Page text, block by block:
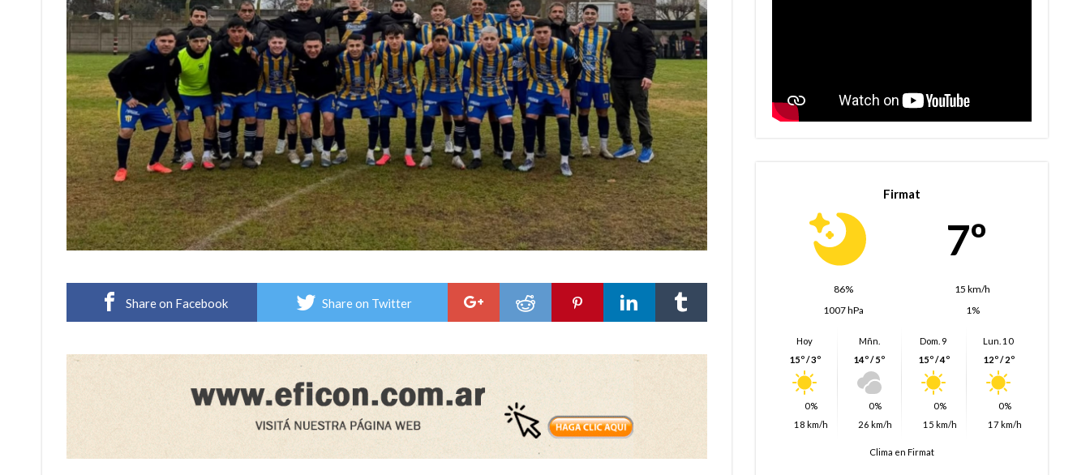
Share on Facebook Share on Twitter
Firmat
7º
86%
15 km/h
1007 hPa
1%
Hoy
15º / 3º
0%
18 km/h
Mñn.
14º / 5º
0%
26 km/h
Dom. 9
15º / 4º
0%
15 km/h
Lun. 10
12º / 2º
0%
17 km/h
Clima en Firmat